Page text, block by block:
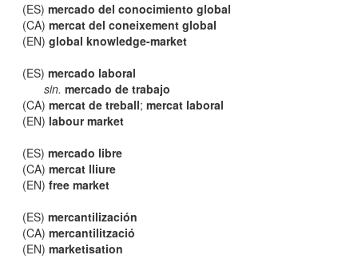
(ES)mercado del conocimiento global
(CA)mercat del coneixement global
(EN)global knowledge-market
(ES)mercado laboral
sin. mercado de trabajo
(CA)mercat de treball;mercat laboral
(EN) labour market
(ES)mercado libre
(CA)mercat lliure
(EN)free market
(ES)mercantilización
(CA)mercantilització
(EN)marketisation